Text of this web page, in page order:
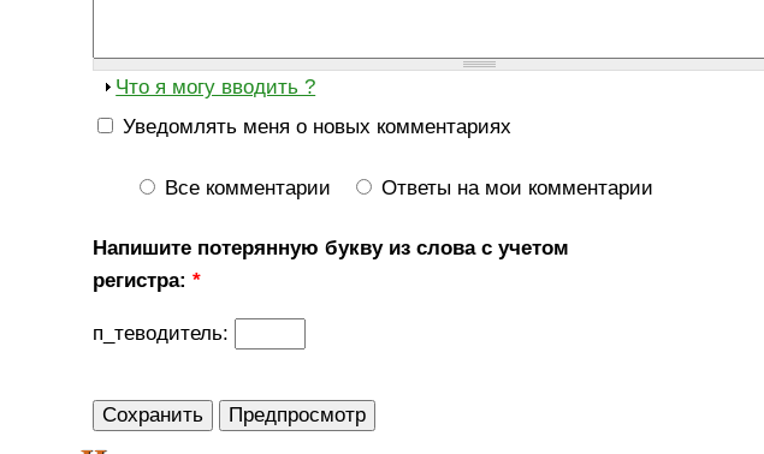
Что я могу вводить ?
Уведомлять меня о новых комментариях
Все комментарии Ответы на мои комментарии
Напишите потерянную букву из слова с учетом
регистра:*
п_теводитель: